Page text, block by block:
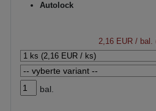
Autolock
2,16 EUR / bal.
bal.